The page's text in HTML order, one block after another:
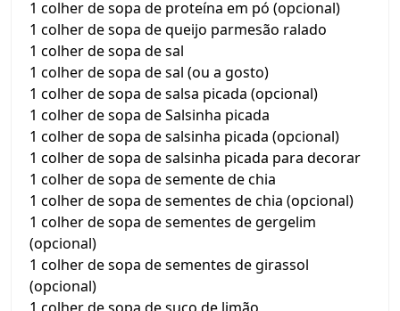
1 colher de sopa de proteína em pó (opcional)
1 colher de sopa de queijo parmesão ralado
1 colher de sopa de sal
1 colher de sopa de sal (ou a gosto)
1 colher de sopa de salsa picada (opcional)
1 colher de sopa de Salsinha picada
1 colher de sopa de salsinha picada (opcional)
1 colher de sopa de salsinha picada para decorar
1 colher de sopa de semente de chia
1 colher de sopa de sementes de chia (opcional)
1 colher de sopa de sementes de gergelim
(opcional)
1 colher de sopa de sementes de girassol
(opcional)